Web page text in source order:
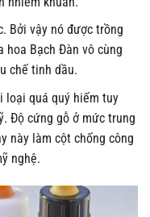
Bởi vậy nó được trồng
hoa Bạch Đàn vô cùng
chế tinh dầu.
loại quá quý hiếm tuy
Độ cứng gỗ ở mức trung
này làm cột chống công
nghệ.